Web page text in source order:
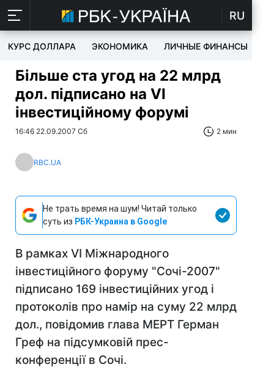
RU
КУРС ДОЛЛАРА ЭКОНОМИКА ЛИЧНЫЕ ФИНАНСЫ
Більше ста угод на 22 млрд
дол. підписано на VI
інвестиційному форумі
16:46 22.09.2007 Сб 2 мин
RBC.UA
Не трать время на шум! Читай только
суть из РБК-Украина в Google
В рамках VI Міжнародного
інвестиційного форуму "Сочі-2007"
підписано 169 інвестиційних угод і
протоколів про намір на суму 22 млрд
дол., повідомив глава МЕРТ Герман
Греф на підсумковій прес-
конференції в Сочі.